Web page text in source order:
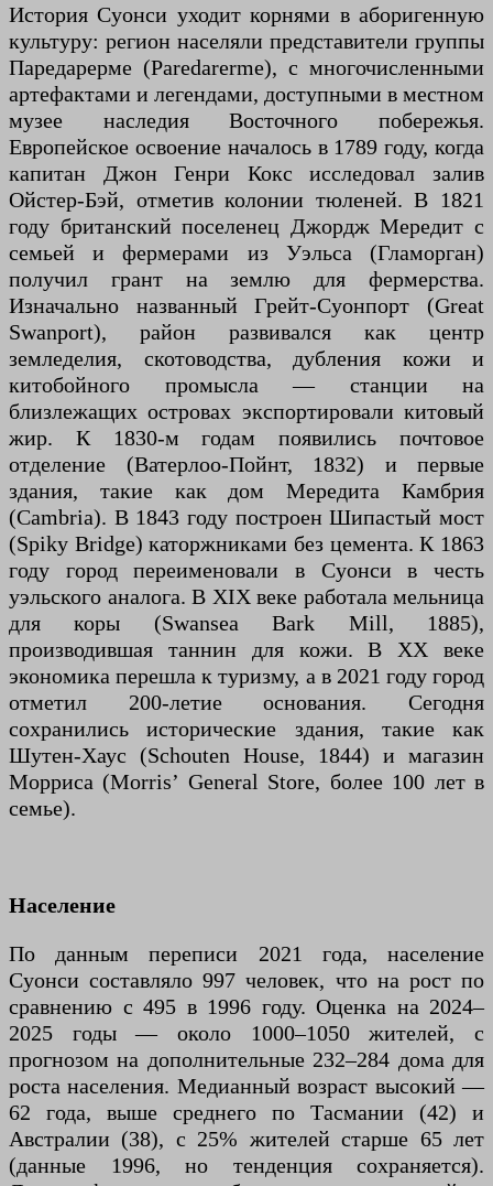
История Суонси уходит корнями в аборигенную
культуру: регион населяли представители группы
Паредарерме (Paredarerme), с многочисленными
артефактами и легендами, доступными в местном
музее наследия Восточного побережья.
Европейское освоение началось в 1789 году, когда
капитан Джон Генри Кокс исследовал залив
Ойстер-Бэй, отметив колонии тюленей. В 1821
году британский поселенец Джордж Мередит с
семьей и фермерами из Уэльса (Гламорган)
получил грант на землю для фермерства.
Изначально названный Грейт-Суонпорт (Great
Swanport), район развивался как центр
земледелия, скотоводства, дубления кожи и
китобойного промысла — станции на
близлежащих островах экспортировали китовый
жир. К 1830-м годам появились почтовое
отделение (Ватерлоо-Пойнт, 1832) и первые
здания, такие как дом Мередита Камбрия
(Cambria). В 1843 году построен Шипастый мост
(Spiky Bridge) каторжниками без цемента. К 1863
году город переименовали в Суонси в честь
уэльского аналога. В XIX веке работала мельница
для коры (Swansea Bark Mill, 1885),
производившая таннин для кожи. В XX веке
экономика перешла к туризму, а в 2021 году город
отметил 200-летие основания. Сегодня
сохранились исторические здания, такие как
Шутен-Хаус (Schouten House, 1844) и магазин
Морриса (Morris’ General Store, более 100 лет в
семье).
Население
По данным переписи 2021 года, население
Суонси составляло 997 человек, что на рост по
сравнению с 495 в 1996 году. Оценка на 2024–
2025 годы — около 1000–1050 жителей, с
прогнозом на дополнительные 232–284 дома для
роста населения. Медианный возраст высокий —
62 года, выше среднего по Тасмании (42) и
Австралии (38), с 25% жителей старше 65 лет
(данные 1996, но тенденция сохраняется).